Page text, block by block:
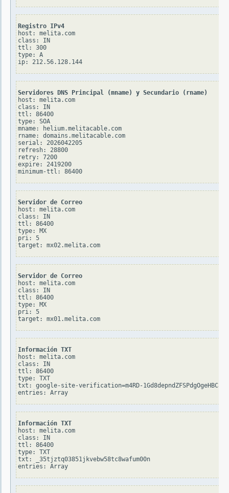
Registro IPv4
host: melita.com
class: IN
ttl: 300
type: A
Servidores DNS Principal (mname) y Secundario (rname)
host: melita.com
class: IN
ttl: 86400
type: SOA
mname: helium.melitacable.com
rname: domains.melitacable.com
serial: 2026042205
refresh: 28800
retry: 7200
expire: 2419200
Servidor de Correo
host: melita.com
class: IN
ttl: 86400
type: MX
pri: 5
Servidor de Correo
host: melita.com
class: IN
ttl: 86400
type: MX
pri: 5
Información TXT
host: melita.com
class: IN
ttl: 86400
type: TXT
txt: google-site-verification=m4RD-
Información TXT
host: melita.com
class: IN
ttl: 86400
type: TXT
txt: _35tjztq03851jkvebw58tc8wafum00n